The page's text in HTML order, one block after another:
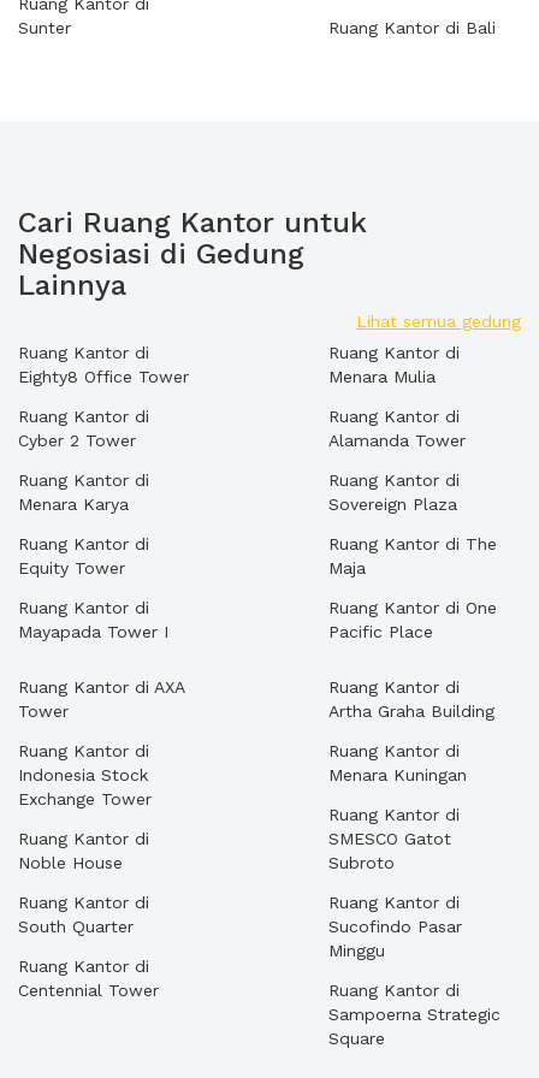
Sunter
Ruang Kantor di Bali
Cari Ruang Kantor untuk
Negosiasi di Gedung
Lainnya
Lihat semua gedung
Ruang Kantor di
Eighty8 Office Tower
Ruang Kantor di
Cyber 2 Tower
Ruang Kantor di
Menara Karya
Ruang Kantor di
Equity Tower
Ruang Kantor di
Mayapada Tower I
Ruang Kantor di
Menara Mulia
Ruang Kantor di
Alamanda Tower
Ruang Kantor di
Sovereign Plaza
Ruang Kantor di The
Maja
Ruang Kantor di One
Pacific Place
Ruang Kantor di AXA
Tower
Ruang Kantor di
Indonesia Stock
Exchange Tower
Ruang Kantor di
Noble House
Ruang Kantor di
South Quarter
Ruang Kantor di
Centennial Tower
Ruang Kantor di
Artha Graha Building
Ruang Kantor di
Menara Kuningan
Ruang Kantor di
SMESCO Gatot
Subroto
Ruang Kantor di
Sucofindo Pasar
Minggu
Ruang Kantor di
Sampoerna Strategic
Square